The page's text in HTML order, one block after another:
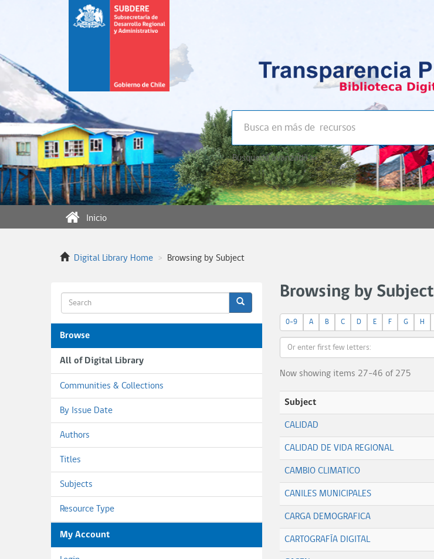
Búsqueda avanzada >>
Inicio
Digital Library Home Browsing by Subject
Browse
All of Digital Library
Communities & Collections
By Issue Date
Authors
Titles
Subjects
Resource Type
My Account
Browsing by Subject
0-9 A B C D E F G H
Now showing items 27-46 of 275
Subject
CALIDAD
CALIDAD DE VIDA REGIONAL
CAMBIO CLIMATICO
CANILES MUNICIPALES
CARGA DEMOGRAFICA
CARTOGRAFÍA DIGITAL